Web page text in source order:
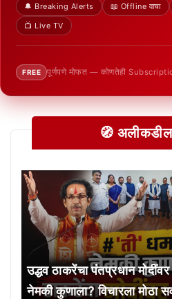
🔔 Breaking Alerts 📖 Offline वाचा
📺 Live TV
FREE पूर्णपणे मोफत — कोणतेही
🧭 अलीकडील
उद्धव ठाकरेंचा पंतप्रधान
नेमकी कुणाला? विचारला मोठा